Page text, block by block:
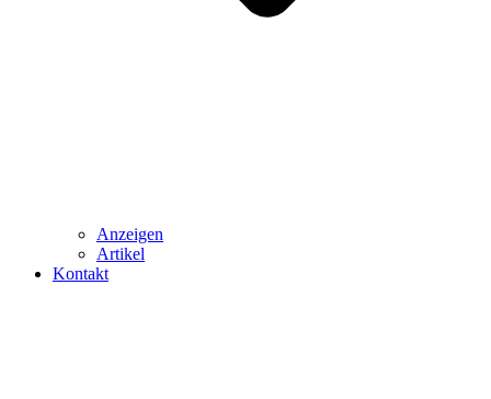
Anzeigen
Artikel
Kontakt